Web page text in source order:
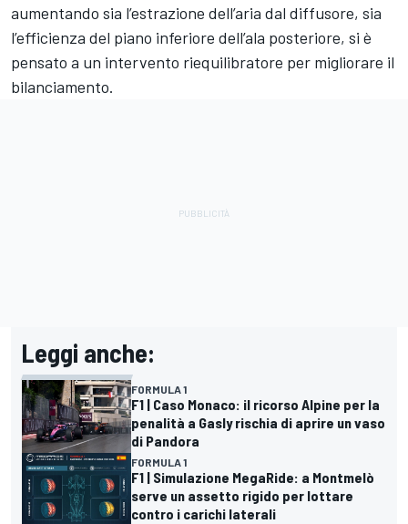
aumentando sia l’estrazione dell’aria dal diffusore, sia
l’efficienza del piano inferiore dell’ala posteriore, si è
pensato a un intervento riequilibratore per migliorare il
bilanciamento.
Leggi anche:
FORMULA 1
F1 | Caso Monaco: il ricorso Alpine per la
penalità a Gasly rischia di aprire un vaso
di Pandora
FORMULA 1
F1 | Simulazione MegaRide: a Montmelò
serve un assetto rigido per lottare
contro i carichi laterali